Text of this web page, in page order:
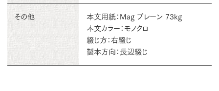
その他
本文用紙：Mag プレーン 73kg
本文カラー：モノクロ
綴じ方：右綴じ
製本方向：長辺綴じ